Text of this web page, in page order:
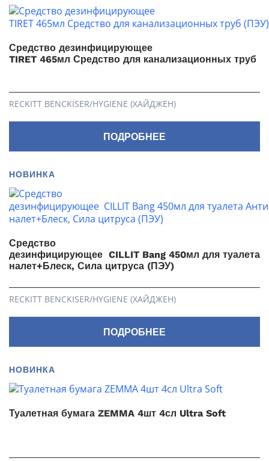
Средство дезинфицирующее
TIRET 465мл Средство для канализационных труб
RECKITT BENCKISER/HYGIENE (ХАЙДЖЕН)
ПОДРОБНЕЕ
НОВИНКА
Средство
дезинфицирующее CILLIT Bang 450мл для туалета
налет+Блеск, Сила цитруса (ПЭУ)
RECKITT BENCKISER/HYGIENE (ХАЙДЖЕН)
ПОДРОБНЕЕ
НОВИНКА
Туалетная бумага ZEMMA 4шт 4сл Ultra Soft